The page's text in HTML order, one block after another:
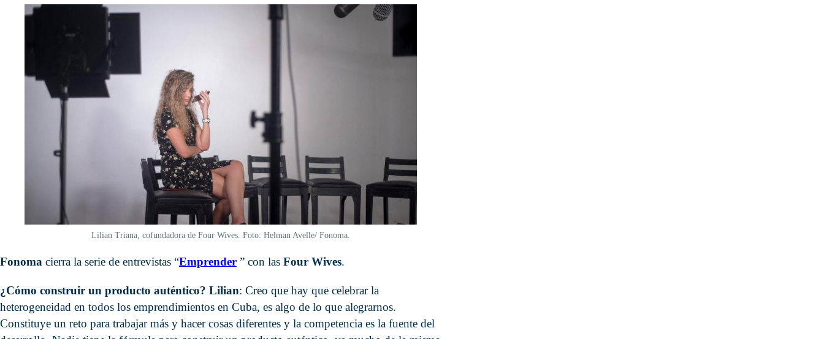
Lilian Triana, cofundadora de Four Wives. Foto: Helman Avelle/ Fonoma.
Fonoma cierra la serie de entrevistas “Emprender ” con las Four Wives.
¿Cómo construir un producto auténtico? Lilian: Creo que hay que celebrar la
heterogeneidad en todos los emprendimientos en Cuba, es algo de lo que alegrarnos.
Constituye un reto para trabajar más y hacer cosas diferentes y la competencia es la fuente del